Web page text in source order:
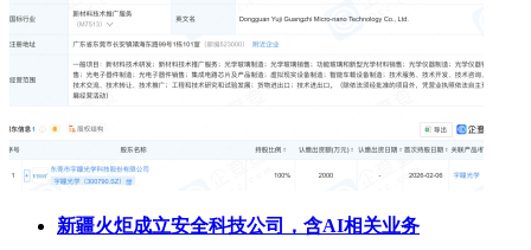
新疆火炬成立安全科技公司，含AI相关业务